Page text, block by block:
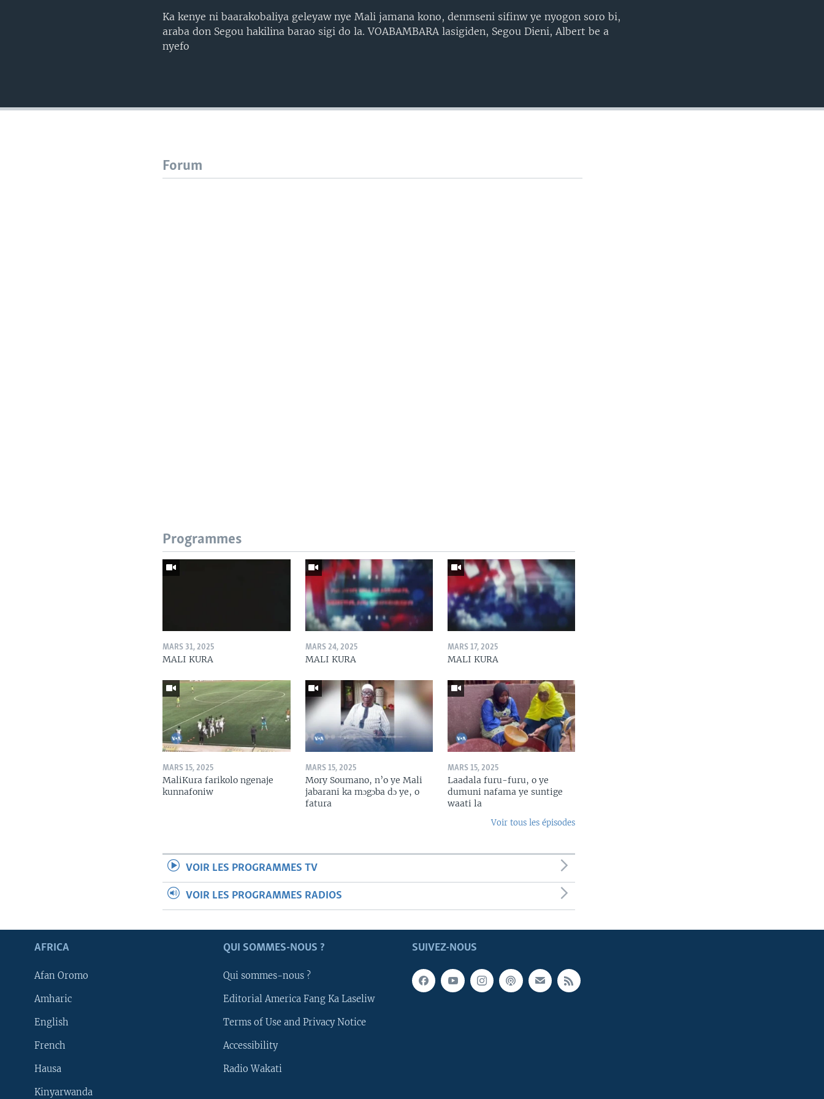
Ka kenye ni baarakobaliya geleyaw nye Mali jamana kono, denmseni sifinw ye nyogon soro bi,
araba don Segou hakilina barao sigi do la. VOABAMBARA lasigiden, Segou Dieni, Albert be a
nyefo
Forum
Programmes
MARS 31, 2025
MALI KURA
MARS 24, 2025
MALI KURA
MARS 17, 2025
MALI KURA
MARS 15, 2025
MaliKura farikolo ngenaje
kunnafoniw
MARS 15, 2025
Mory Soumano, n’o ye Mali
jabarani ka mɔgɔba dɔ ye, o
fatura
MARS 15, 2025
Laadala furu-furu, o ye
dumuni nafama ye suntige
waati la
Voir tous les épisodes
VOIR LES PROGRAMMES TV
VOIR LES PROGRAMMES RADIOS
SUIVEZ-NOUS
AFRICA
Afan Oromo
Amharic
English
French
Hausa
Kinyarwanda
QUI SOMMES-NOUS ?
Qui sommes-nous ?
Editorial America Fang Ka Laseliw
Terms of Use and Privacy Notice
Accessibility
Radio Wakati